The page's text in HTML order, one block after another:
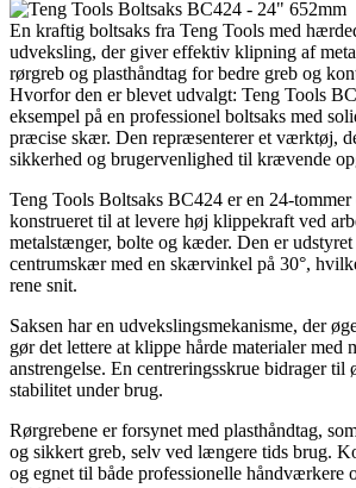
En kraftig boltsaks fra Teng Tools med
udveksling, der giver effektiv klipning af
rørgreb og plasthåndtag for bedre greb og
Hvorfor den er blevet udvalgt: Teng Tools
eksempel på en professionel boltsaks med
præcise skær. Den repræsenterer et værktøj,
sikkerhed og brugervenlighed til krævende
Teng Tools Boltsaks BC424 er en 24-
konstrueret til at levere høj klippekraft ved
metalstænger, bolte og kæder. Den er
centrumskær med en skærvinkel på 30°,
rene snit.
Saksen har en udvekslingsmekanisme, der
gør det lettere at klippe hårde materialer med
anstrengelse. En centreringsskrue bidrager til
stabilitet under brug.
Rørgrebene er forsynet med plasthåndtag,
og sikkert greb, selv ved længere tids brug.
og egnet til både professionelle håndværkere